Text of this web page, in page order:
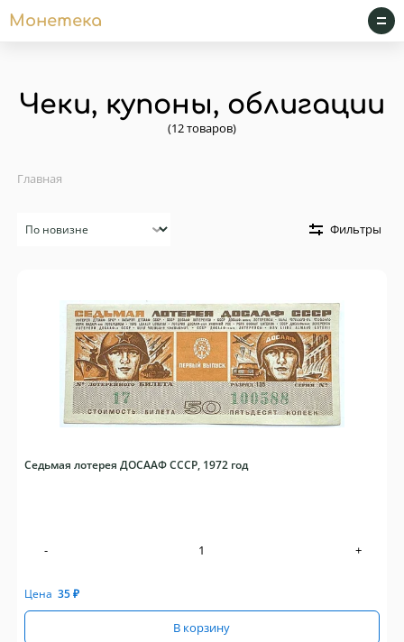
Монетека
Чеки, купоны, облигации
(12 товаров)
Главная
Фильтры
Седьмая лотерея ДОСААФ СССР, 1972 год
- +
Цена 35₽
В корзину